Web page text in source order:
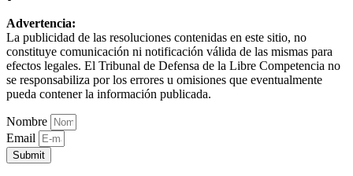
Advertencia:
La publicidad de las resoluciones contenidas en este sitio, no
constituye comunicación ni notificación válida de las mismas para
efectos legales. El Tribunal de Defensa de la Libre Competencia no
se responsabiliza por los errores u omisiones que eventualmente
pueda contener la información publicada.
Nombre
Email
Submit